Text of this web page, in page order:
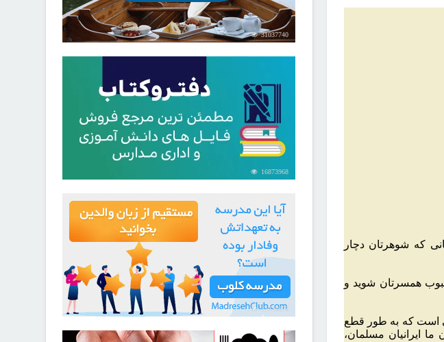
که شوهرتان دچار
همسرتان شوید و
است که به طور قطع
ایرانیان مسلمان،
31037740
16873968
21725878